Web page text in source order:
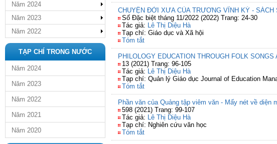
Năm 2024
Năm 2023
Năm 2022
TẠP CHÍ TRONG NƯỚC
Năm 2024
Năm 2023
Năm 2022
Năm 2021
Năm 2020
CHUYỆN ĐỜI XƯA CỦA TRƯƠNG VĨNH KÝ -
Số Đặc biệt tháng 11/2022 (2022) Trang: 24-30
Tác giả: Lê Thị Diệu Hà
Tạp chí: Giáo dục và Xã hội
Tóm tắt
PHILOLOGY EDUCATION THROUGH FOLK
13 (2021) Trang: 96-105
Tác giả: Lê Thị Diệu Hà
Tạp chí: Quản lý Giáo dục Journal of Education
Tóm tắt
Phần văn của Quảng tập viêm văn - Mấy nét về diện
598 (2021) Trang: 99-107
Tác giả: Lê Thị Diệu Hà
Tạp chí: Nghiên cứu văn học
Tóm tắt